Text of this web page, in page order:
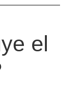
el